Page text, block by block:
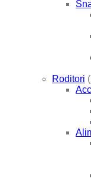
Roditori